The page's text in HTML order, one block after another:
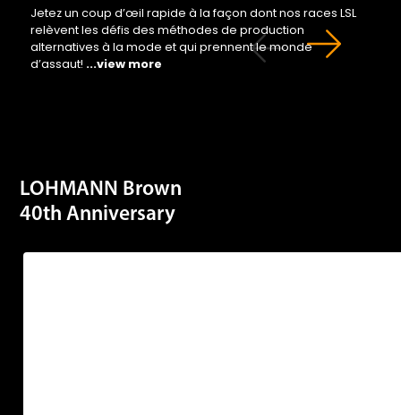
Jetez un coup d’œil rapide à la façon dont nos races LSL
relèvent les défis des méthodes de production
alternatives à la mode et qui prennent le monde
d’assaut! ...view more
LOHMANN Brown
40th Anniversary